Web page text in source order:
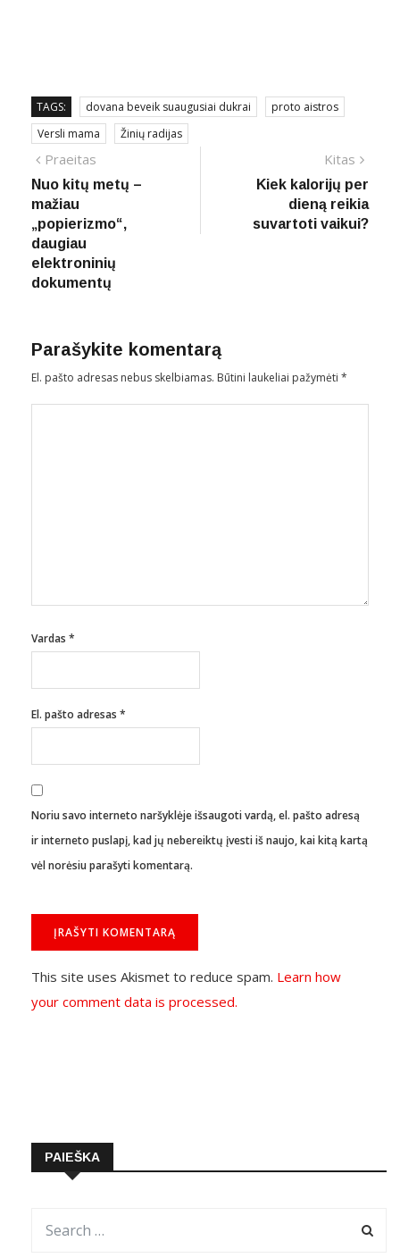
TAGS: dovana beveik suaugusiai dukrai
proto aistros
Versli mama
Žinių radijas
Navigacija
tarp
įrašų
Praeitas
post:
Nuo kitų metų –
mažiau
„popierizmo“,
daugiau
elektroninių
dokumentų
Kitas
Kiek kalorijų per
dieną reikia
suvartoti vaikui?
Parašykite komentarą
El. pašto adresas nebus skelbiamas. Būtini laukeliai pažymėti *
Vardas *
El. pašto adresas *
Noriu savo interneto naršyklėje išsaugoti vardą, el. pašto adresą
ir interneto puslapį, kad jų nebereiktų įvesti iš naujo, kai kitą kartą
vėl norėsiu parašyti komentarą.
This site uses Akismet to reduce spam. Learn how
your comment data is processed.
PAIEŠKA